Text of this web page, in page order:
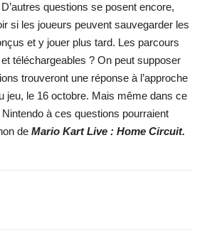
questions se posent encore,
si les joueurs peuvent sauvegarder les
et y jouer plus tard. Les parcours
téléchargeables ? On peut supposer
trouveront une réponse à l’approche
jeu, le 16 octobre. Mais même dans ce
à ces questions pourraient
de Mario Kart Live : Home Circuit.